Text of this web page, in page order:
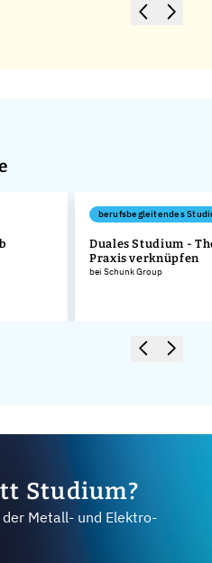
berufsbegleitendes
Duales Studium -
Praxis verknüpfen
bei Schunk Group
Studium?
Metall- und Elektro-